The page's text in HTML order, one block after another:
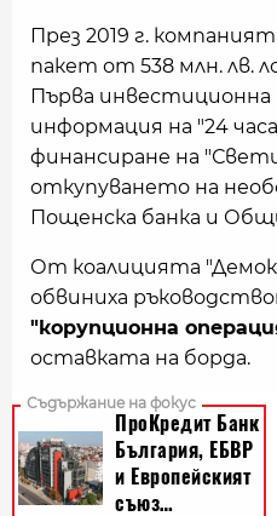
През 2019 г.
пакет от 538 млн. лв.
Първа инвестиционна
информация на "24
финансиране на
откупуването на
Пощенска банка и
От коалицията
обвиниха
"корупционна
оставката на борда.